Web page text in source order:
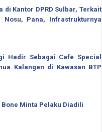
di Kantor DPRD Sulbar, Terkait
Nosu, Pana, Infrastrukturnya
Hadir Sebagai Cafe Special
Kalangan di Kawasan BTP
Bone Minta Pelaku Diadili